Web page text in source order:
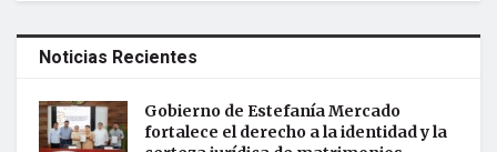
Noticias Recientes
Gobierno de Estefanía Mercado
fortalece el derecho a la identidad y la